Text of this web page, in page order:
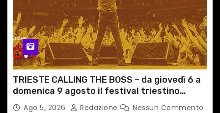
TRIESTE CALLING THE BOSS – da giovedì 6 a
domenica 9 agosto il festival triestino
dedicato a Springsteen
Ago 5, 2026 Redazione Nessun Commento